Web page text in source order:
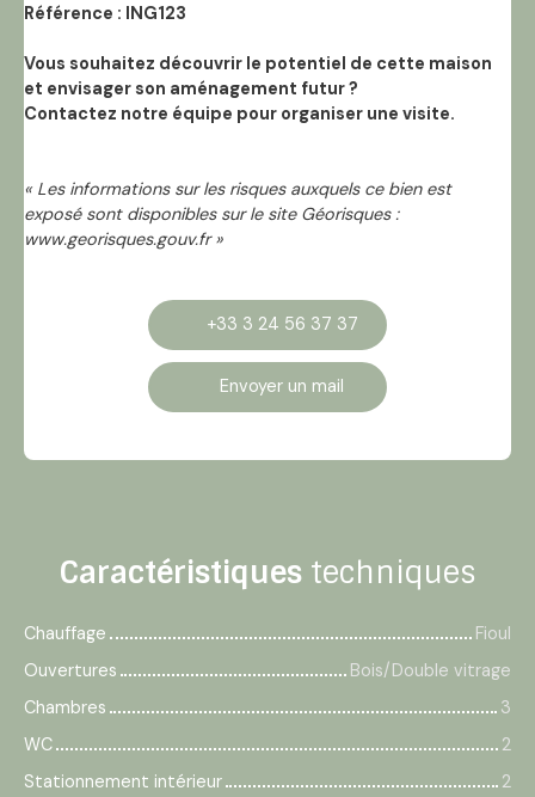
Référence : ING123
Vous souhaitez découvrir le potentiel de cette maison
et envisager son aménagement futur ?
Contactez notre équipe pour organiser une visite.
« Les informations sur les risques auxquels ce bien est
exposé sont disponibles sur le site Géorisques :
www.georisques.gouv.fr »
+33 3 24 56 37 37
Envoyer un mail
Caractéristiques techniques
Chauffage
Fioul
Ouvertures
Bois/Double vitrage
Chambres
3
WC
2
Stationnement intérieur
2